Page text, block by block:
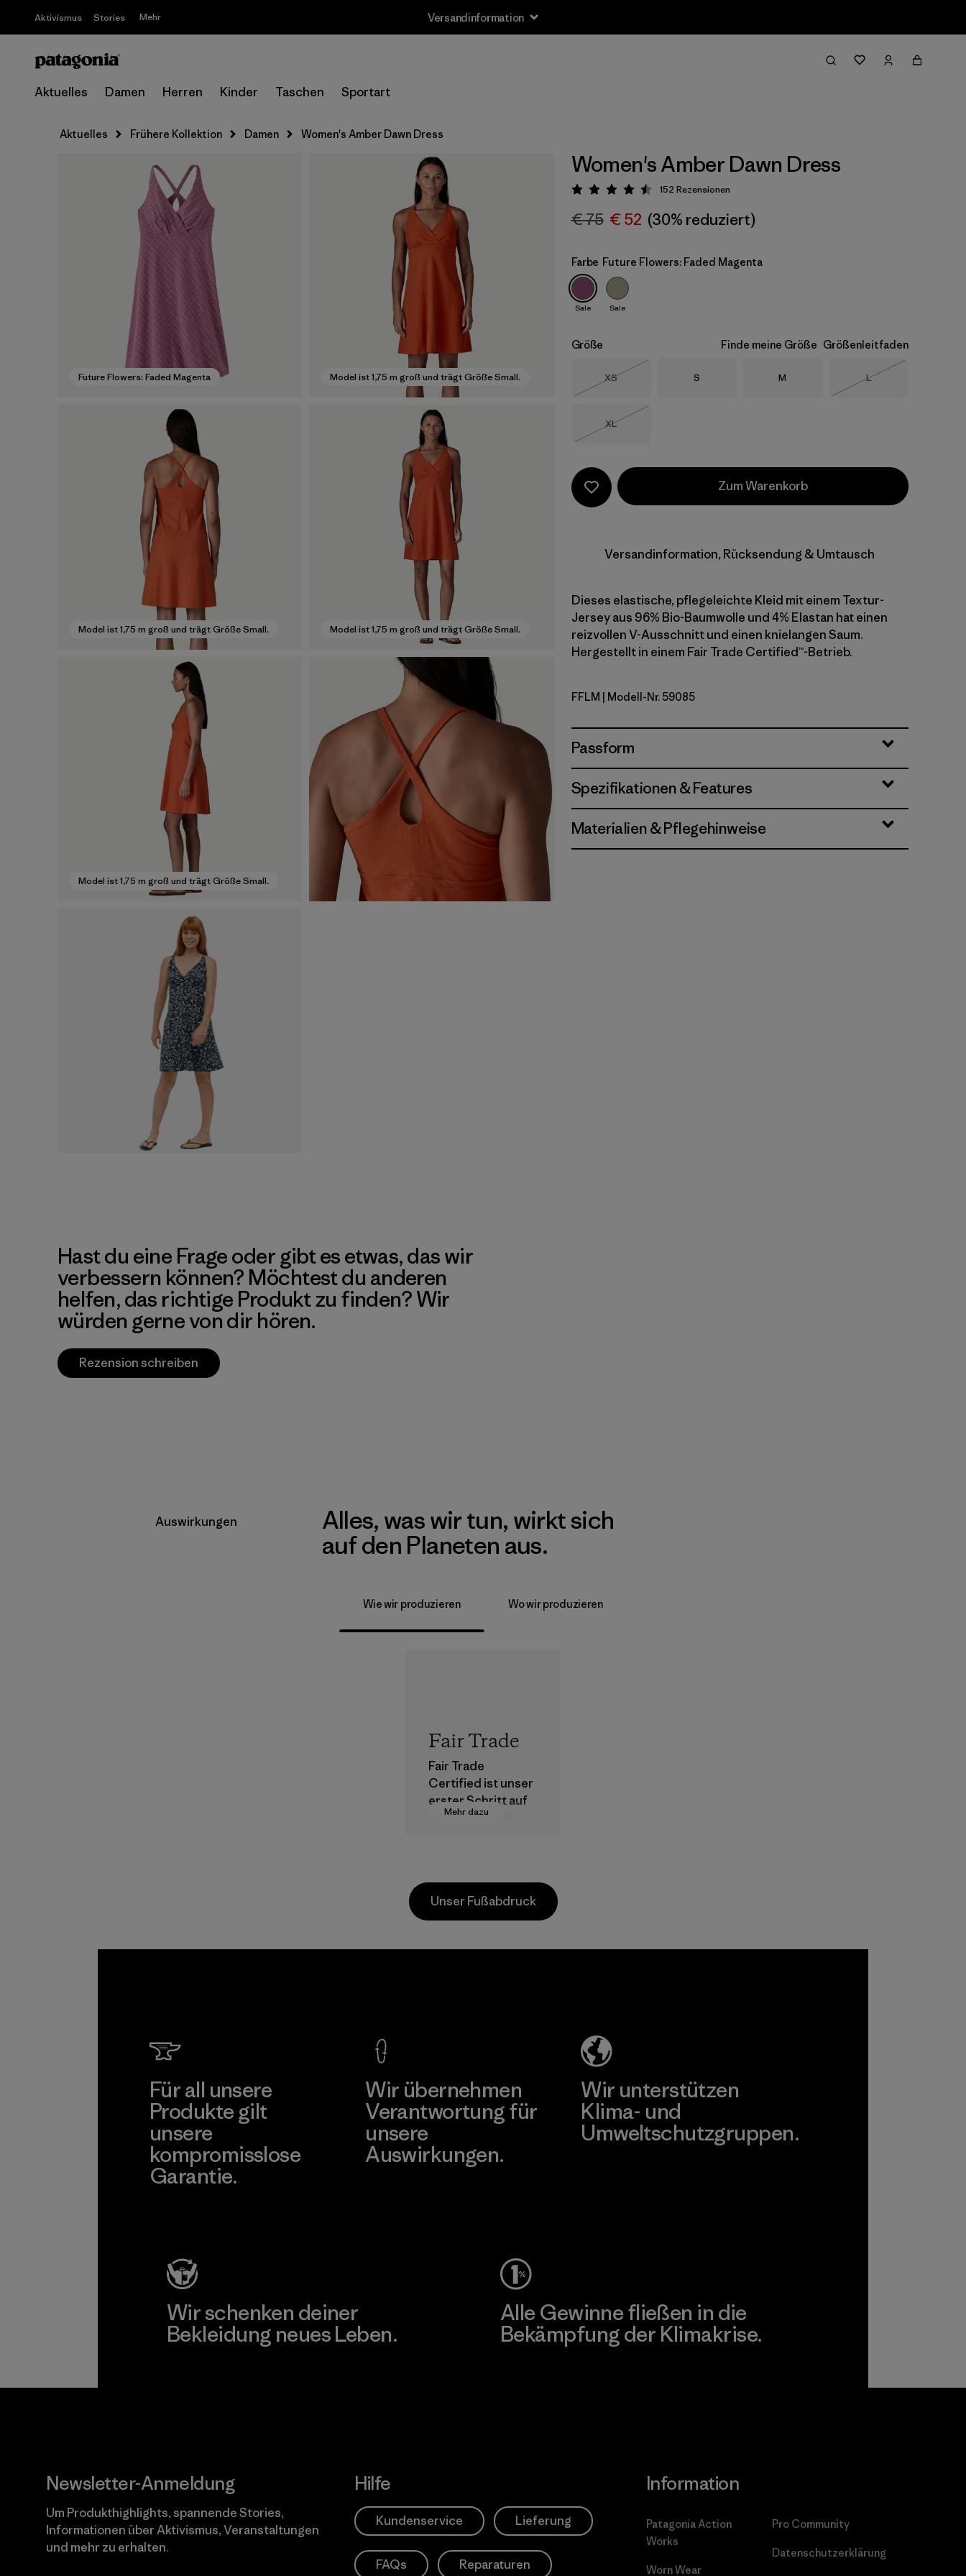
Aktivismus Stories Mehr Versandinformation
Aktuelles Damen Herren Kinder Taschen Sportart
Aktuelles Frühere Kollektion Damen Women's Amber Dawn Dress
Future Flowers: Faded Magenta Model ist 1,75 m groß und trägt Größe Small.
Model ist 1,75 m groß und trägt Größe Small. Model ist 1,75 m groß und trägt Größe Small.
Model ist 1,75 m groß und trägt Größe Small.
Women's Amber Dawn Dress
Bewertung: 4.5 / 5
152 Rezensionen
€ 75 € 52 (30% reduziert)
Farbe Future Flowers: Faded Magenta
Sale Sale
Größe Finde meine Größe Größenleitfaden
Größe
XS
Größe
S Größe
M Größe
L
Größe
XL
Zum Warenkorb
Versandinformation, Rücksendung & Umtausch
Dieses elastische, pflegeleichte Kleid mit einem Textur-
Jersey aus 96% Bio-Baumwolle und 4% Elastan hat einen
reizvollen V-Ausschnitt und einen knielangen Saum.
Hergestellt in einem Fair Trade Certified™-Betrieb.
Future Flowers: Faded Magenta
FFLM | Modell-Nr. 59085
Passform
Spezifikationen & Features
Materialien & Pflegehinweise
Hast du eine Frage oder gibt es etwas, das wir
verbessern können? Möchtest du anderen
helfen, das richtige Produkt zu finden? Wir
würden gerne von dir hören.
Rezension schreiben
Auswirkungen
Alles, was wir tun, wirkt sich
auf den Planeten aus.
Wie wir produzieren Wo wir produzieren
Mehr dazu
Fair Trade
Fair Trade
Certified ist unser
erster Schritt auf
dem Pfad hin zu
alle Partner, die in
unserer
Lieferkette tätig
Unser Fußabdruck
Für all unsere
Produkte gilt
unsere
kompromisslose
Garantie.
Wir übernehmen
Verantwortung für
unsere
Auswirkungen.
Wir unterstützen
Klima- und
Umweltschutzgruppen.
Wir schenken deiner
Bekleidung neues Leben.
Alle Gewinne fließen in die
Bekämpfung der Klimakrise.
Newsletter-Anmeldung
Um Produkthighlights, spannende Stories,
Informationen über Aktivismus, Veranstaltungen
und mehr zu erhalten.
Hilfe
Kundenservice Lieferung
FAQs Reparaturen
Information
Patagonia Action
Works
Worn Wear
Pro Community
Datenschutzerklärung